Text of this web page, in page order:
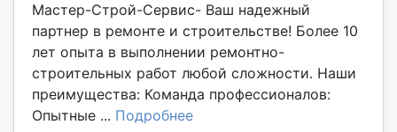
Мастер-Строй-Сервис- Ваш надежный
партнер в ремонте и строительстве! Более 10
лет опыта в выполнении ремонтно-
строительных работ любой сложности. Наши
преимущества: Команда профессионалов:
Опытные ... Подробнее